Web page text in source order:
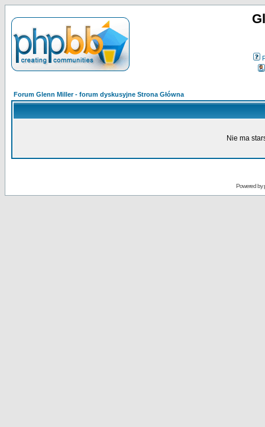
Forum Glenn Miller - forum dyskusyjne Strona Główna
Nie ma
Powered by